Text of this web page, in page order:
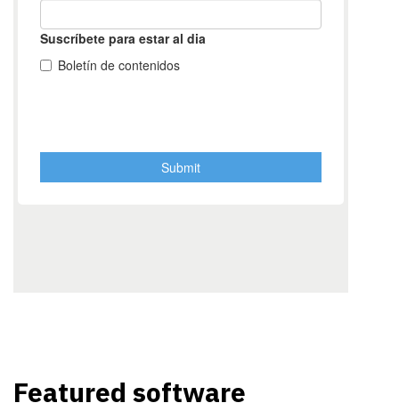
Featured software